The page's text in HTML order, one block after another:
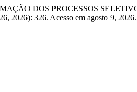
DOS PROCESSOS
2026): 326. Acesso em agosto 9,